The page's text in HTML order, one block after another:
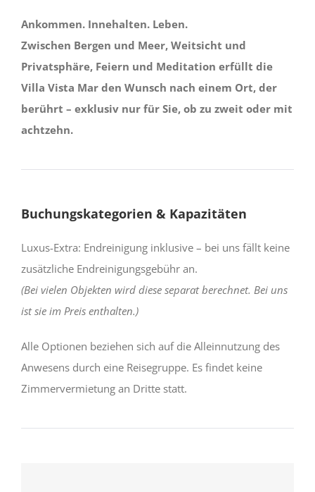
Ankommen. Innehalten. Leben.
Zwischen Bergen und Meer, Weitsicht und
Privatsphäre, Feiern und Meditation erfüllt die
Villa Vista Mar den Wunsch nach einem Ort, der
berührt – exklusiv nur für Sie, ob zu zweit oder mit
achtzehn.
Buchungskategorien & Kapazitäten
Luxus-Extra: Endreinigung inklusive – bei uns fällt keine
zusätzliche Endreinigungsgebühr an.
(Bei vielen Objekten wird diese separat berechnet. Bei uns
ist sie im Preis enthalten.)
Alle Optionen beziehen sich auf die Alleinnutzung des
Anwesens durch eine Reisegruppe. Es findet keine
Zimmervermietung an Dritte statt.